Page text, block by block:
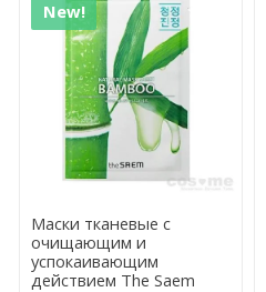
New!
Маски тканевые с
очищающим и
успокаивающим
действием The Saem